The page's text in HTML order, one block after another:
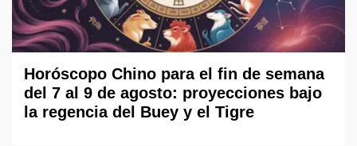
Horóscopo Chino para el fin de semana
del 7 al 9 de agosto: proyecciones bajo
la regencia del Buey y el Tigre